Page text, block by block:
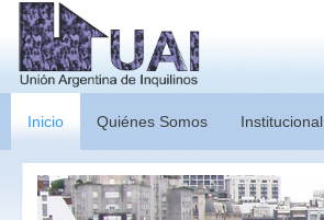
Inicio Quiénes Somos Institucional